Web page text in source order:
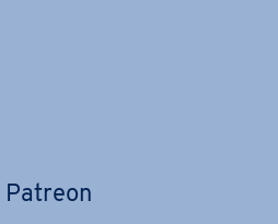
Patreon